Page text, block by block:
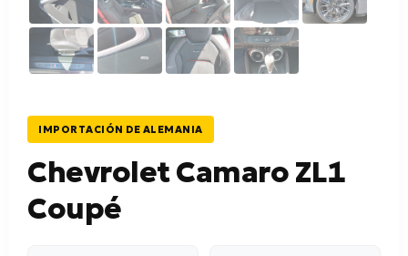
IMPORTACIÓN DE ALEMANIA
Chevrolet Camaro ZL1
Coupé